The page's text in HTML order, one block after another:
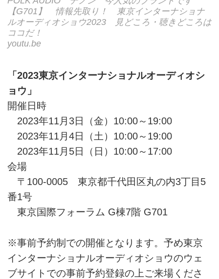
【G701】 情報先取り！ 東京インターナショナ
ルオーディオショウ2023 見どころ・聴きどころは
ココだ！
youtu.be
「2023東京インターナショナルオーディオシ
ョウ」
開催日時
2023年11月3日（金）10:00～19:00
2023年11月4日（土）10:00～19:00
2023年11月5日（日）10:00～17:00
会場
〒100-0005 東京都千代田区丸の内3丁目5
番1号
東京国際フォーラム G棟7階 G701
※事前予約制での開催となります。予め東京
インターナショナルオーディオショウのウェ
ブサイトでの事前予約登録の上ご来場くださ